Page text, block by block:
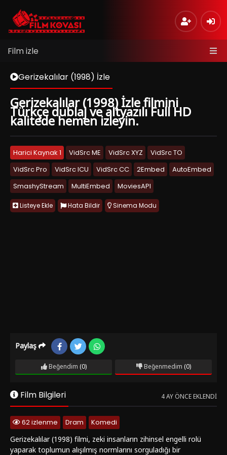
Film izle
Gerizekalılar (1998) İzle
Gerizekalılar (1998) İzle filmini
Türkçe dublaj ve altyazılı Full HD
kalitede hemen izleyin.
Harici Kaynak 1 VidSrc ME VidSrc XYZ
VidSrc TO
VidSrc Pro
VidSrc ICU VidSrc CC 2Embed
AutoEmbed
SmashyStream
MultiEmbed MoviesAPI
Listeye Ekle Hata Bildir Sinema Modu
Paylaş
Beğendim (0) Beğenmedim (0)
Film Bilgileri 4 AY ÖNCE EKLENDI
62 izlenme Dram
Komedi
Gerizekalılar (1998) filmi, zeki insanların zihinsel engelli rolü
yaparak toplumun alışılmış normlarını sorguladığı bir